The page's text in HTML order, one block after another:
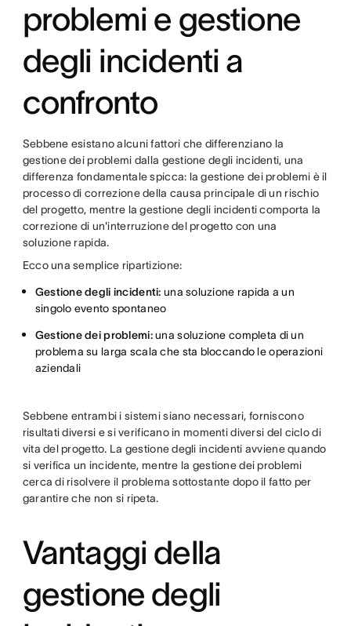
problemi e gestione
degli incidenti a
confronto
Sebbene esistano alcuni fattori che differenziano la
gestione dei problemi dalla gestione degli incidenti, una
differenza fondamentale spicca: la gestione dei problemi è il
processo di correzione della causa principale di un rischio
del progetto, mentre la gestione degli incidenti comporta la
correzione di un'interruzione del progetto con una
soluzione rapida.
Ecco una semplice ripartizione:
Gestione degli incidenti: una soluzione rapida a un
singolo evento spontaneo
Gestione dei problemi:una soluzione completa di un
problema su larga scala che sta bloccando le operazioni
aziendali
Sebbene entrambi i sistemi siano necessari, forniscono
risultati diversi e si verificano in momenti diversi del ciclo di
vita del progetto. La gestione degli incidenti avviene quando
si verifica un incidente, mentre la gestione dei problemi
cerca di risolvere il problema sottostante dopo il fatto per
garantire che non si ripeta.
Vantaggi della
gestione degli